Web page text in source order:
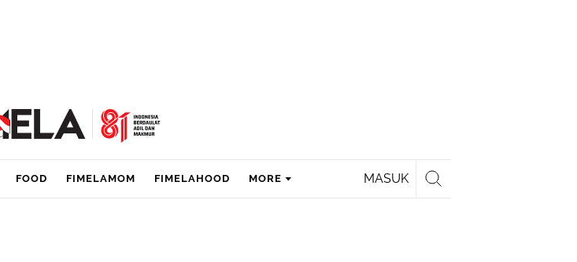
MASUK
FOOD FIMELAMOM FIMELAHOOD MORE